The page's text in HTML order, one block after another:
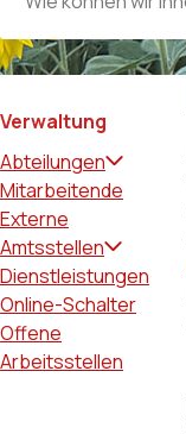
Subnavigation:
Verwaltung
Abteilungen
Mitarbeitende
Externe
Amtsstellen
Dienstleistungen
Online-Schalter
Offene
Arbeitsstellen